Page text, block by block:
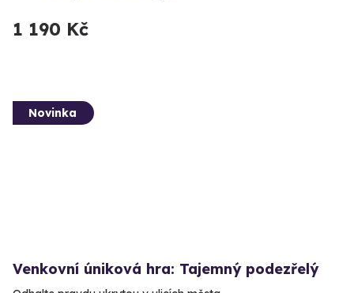
1 190 Kč
Novinka
Venkovní úniková hra: Tajemný podezřelý